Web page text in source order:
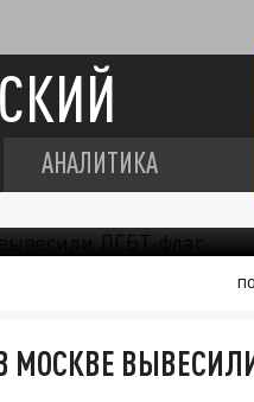
АНАЛИТИКА